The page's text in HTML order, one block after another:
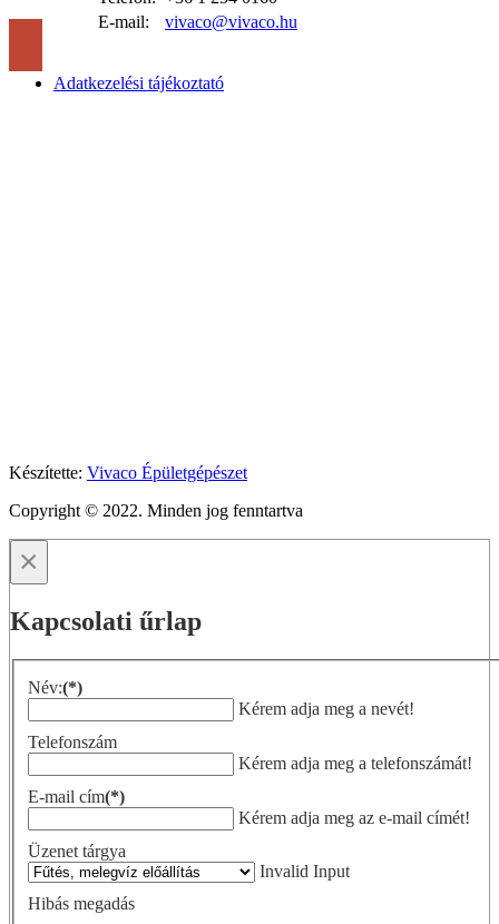
E-mail:
vivaco@vivaco.hu
Adatkezelési tájékoztató
Készítette: Vivaco Épületgépészet
Copyright © 2022. Minden jog fenntartva
×
Kapcsolati űrlap
Név:(*)
Kérem adja meg a nevét!
Telefonszám
Kérem adja meg a telefonszámát!
E-mail cím(*)
Kérem adja meg az e-mail címét!
Üzenet tárgya
Invalid Input
Hibás megadás